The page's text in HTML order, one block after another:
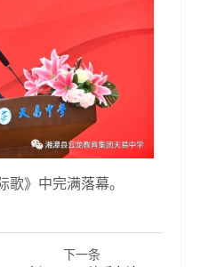
》中完满落幕。
下一条